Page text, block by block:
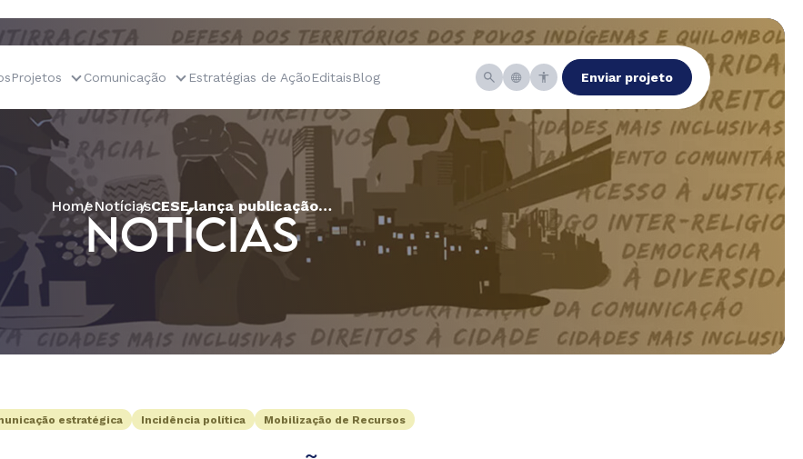
Projetos Comunicação Estratégias de AçãoEditaisBlog Enviar projeto
HomeNotícias CESE lança publicação com mapeamento e experiências de organizações de mulheres do Nordeste
NOTÍCIAS
estratégica Incidência política Mobilização de Recursos